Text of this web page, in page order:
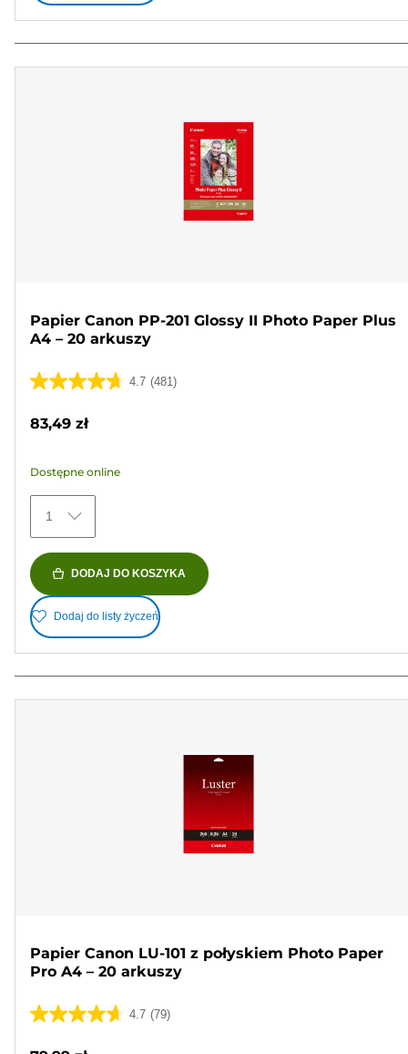
Papier Canon PP-201 Glossy II Photo Paper Plus
A4 – 20 arkuszy
4.7 (481)
4.7
5
481
Recenzji
83,49 zł
Dostępne online
1
DODAJ DO KOSZYKA
Dodaj do listy życzeń
Papier Canon LU-101 z połyskiem Photo Paper
Pro A4 – 20 arkuszy
4.7 (79)
4.7